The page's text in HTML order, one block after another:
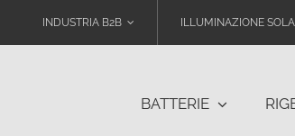
INDUSTRIA B2B ILLUMINAZIONE
BATTERIE